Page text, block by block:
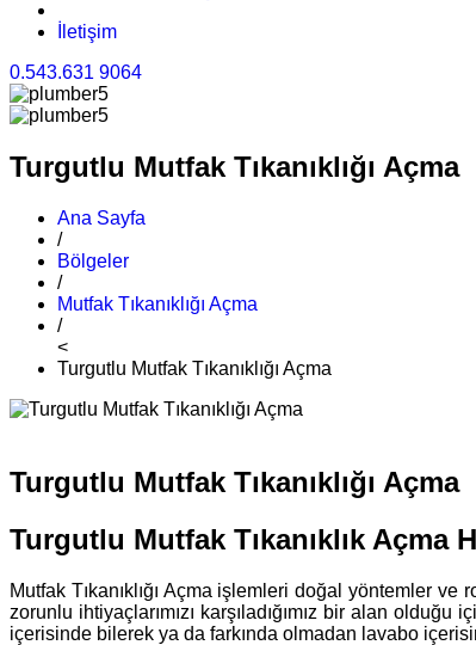
İletişim
0.543.631 9064
Turgutlu Mutfak Tıkanıklığı Açma
Ana Sayfa
/
Bölgeler
/
Mutfak Tıkanıklığı Açma
/
<
Turgutlu Mutfak Tıkanıklığı Açma
Turgutlu Mutfak Tıkanıklığı Açma
Turgutlu Mutfak Tıkanıklık Açma
Mutfak Tıkanıklığı Açma işlemleri doğal yöntemler
zorunlu ihtiyaçlarımızı karşıladığımız bir alan
içerisinde bilerek ya da farkında olmadan lavabo